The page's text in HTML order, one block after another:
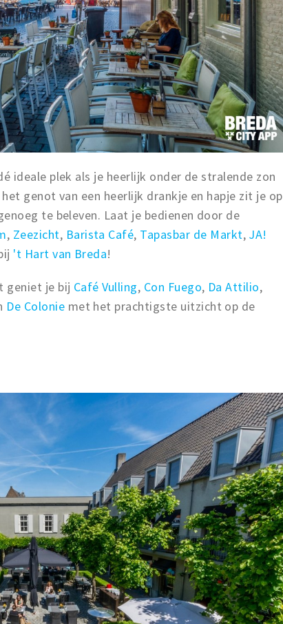
ideale plek als je heerlijk onder de stralende zon
genot van een heerlijk drankje en hapje zit je op
te beleven. Laat je bedienen door de
, Zeezicht, Barista Café, Tapasbar de Markt, JA!
't Hart van Breda!
geniet je bij Café Vulling, Con Fuego, Da Attilio,
De Colonie met het prachtigste uitzicht op de